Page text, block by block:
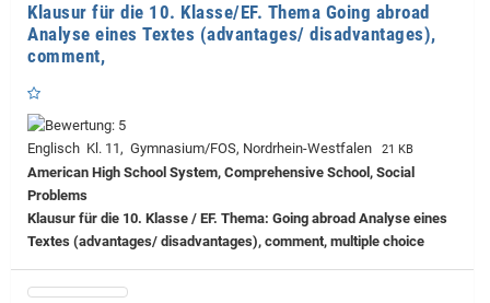
Klausur für die 10. Klasse/EF. Thema Going abroad
Analyse eines Textes (advantages/ disadvantages),
comment,
Englisch Kl. 11, Gymnasium/FOS, Nordrhein-Westfalen 21 KB
American High School System, Comprehensive School, Social
Problems
Klausur für die 10. Klasse / EF. Thema: Going abroad Analyse eines
Textes (advantages/ disadvantages), comment, multiple choice